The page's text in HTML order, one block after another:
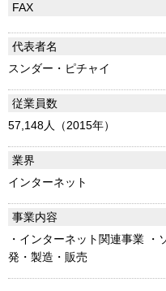
FAX
代表者名
スンダー・ピチャイ
従業員数
57,148人（2015年）
業界
インターネット
事業内容
・インターネット関連事業
発・製造・販売